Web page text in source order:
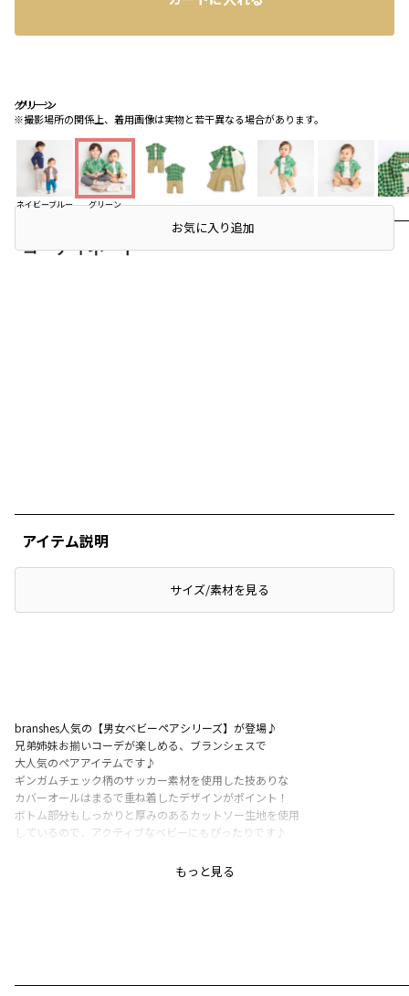
グリーン
※撮影場所の関係上、着用画像は実物と若干異なる場合があります。
グリーン
グリーン
ネイビーブルー グリーン
コーディネート
お気に入り追加
アイテム説明
サイズ/素材を見る
branshes人気の【男女ベビーペアシリーズ】が登場♪
兄弟姉妹お揃いコーデが楽しめる、ブランシェスで
大人気のペアアイテムです♪
ギンガムチェック柄のサッカー素材を使用した技ありな
カバーオールはまるで重ね着したデザインがポイント！
ボトム部分もしっかりと厚みのあるカットソー生地を使用
しているので、アクティブなベビーにもぴったりです♪
品番11-4109-372ギンガムチェック柄シャツ
着用イメージ/カラー：グリーン
もっと見る